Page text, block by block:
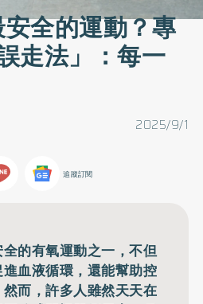
全的運動？專
走法」：每一
2025/9/1
追蹤訂閱
的有氧運動之一，不但
血液循環，還能幫助控
而，許多人雖然天天在